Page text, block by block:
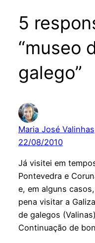
5
“museo
galego”
Maria José Valinhas
22/08/2010
Já visitei em
Pontevedra e
e, em alguns
pena visitar a
de galegos
Continuação de